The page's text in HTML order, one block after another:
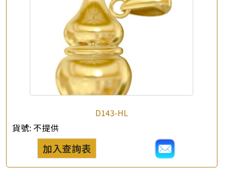
D143-HL
貨號: 不提供
加入查詢表